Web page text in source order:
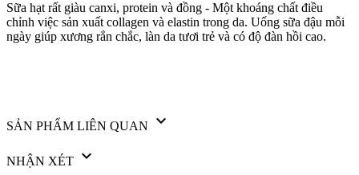
Sữa hạt rất giàu canxi, protein và đồng - Một khoáng chất điều
chỉnh việc sản xuất collagen và elastin trong da. Uống sữa đậu mỗi
ngày giúp xương rắn chắc, làn da tươi trẻ và có độ đàn hồi cao.
SẢN PHẨM LIÊN QUAN 
NHẬN XÉT 